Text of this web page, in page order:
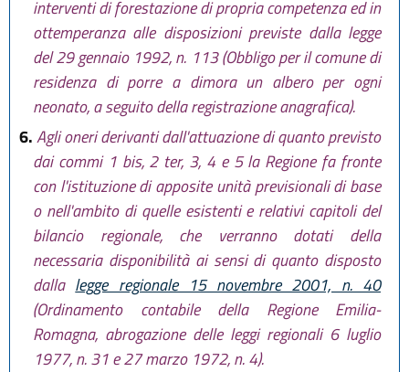
interventi di forestazione di propria competenza ed in
ottemperanza alle disposizioni previste dalla legge
del 29 gennaio 1992, n. 113 (Obbligo per il comune di
residenza di porre a dimora un albero per ogni
neonato, a seguito della registrazione anagrafica).
6.Agli oneri derivanti dall'attuazione di quanto previsto
dai commi 1 bis, 2 ter, 3, 4 e 5 la Regione fa fronte
con l'istituzione di apposite unità previsionali di base
o nell'ambito di quelle esistenti e relativi capitoli del
bilancio regionale, che verranno dotati della
necessaria disponibilità ai sensi di quanto disposto
dalla legge regionale 15 novembre 2001, n. 40
(Ordinamento contabile della Regione Emilia-
Romagna, abrogazione delle leggi regionali 6 luglio
1977, n. 31 e 27 marzo 1972, n. 4).